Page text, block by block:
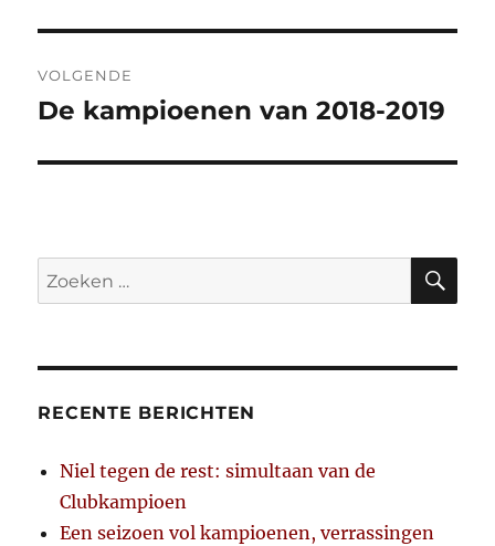
VOLGENDE
Volgend
De kampioenen van 2018-2019
Zoeken
naar:
RECENTE BERICHTEN
Niel tegen de rest: simultaan van de
Clubkampioen
Een seizoen vol kampioenen, verrassingen